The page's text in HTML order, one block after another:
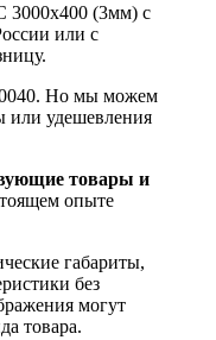
3000х400 (3мм) с
или с
Но мы можем
или удешевления
товары и
опыте
габариты,
без
могут
товара.